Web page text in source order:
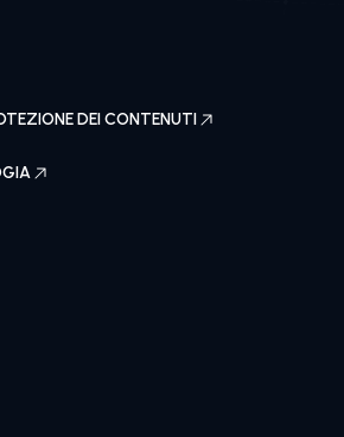
DEI CONTENUTI